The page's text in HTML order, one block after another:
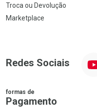
Troca ou Devolução
Marketplace
Redes Sociais
formas de
Pagamento